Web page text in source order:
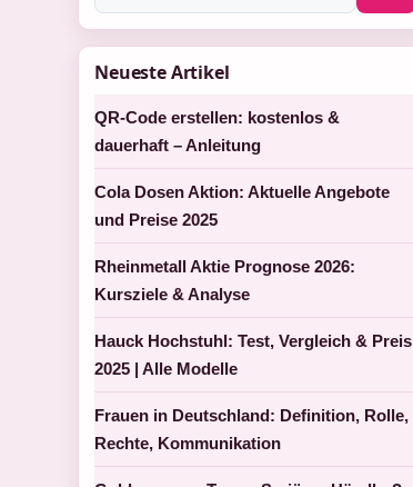
Neueste Artikel
QR-Code erstellen: kostenlos &
dauerhaft – Anleitung
Cola Dosen Aktion: Aktuelle Angebote
und Preise 2025
Rheinmetall Aktie Prognose 2026:
Kursziele & Analyse
Hauck Hochstuhl: Test, Vergleich & Preis
2025 | Alle Modelle
Frauen in Deutschland: Definition, Rolle,
Rechte, Kommunikation